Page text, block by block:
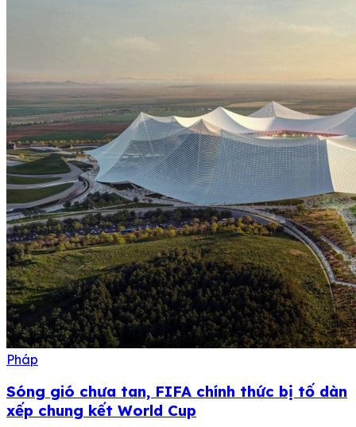
Pháp
Sóng gió chưa tan, FIFA chính thức bị tố dàn
xếp chung kết World Cup